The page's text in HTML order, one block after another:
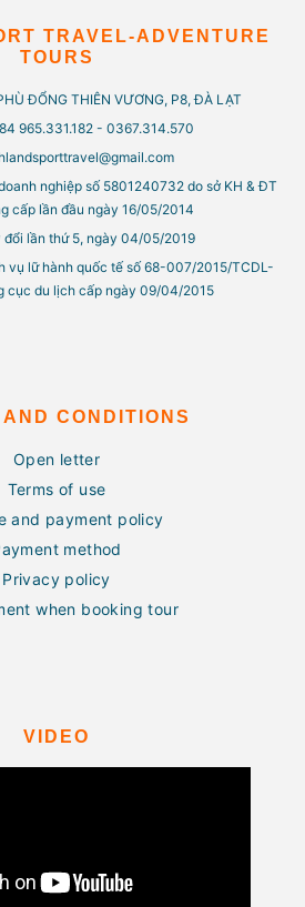
TRAVEL-ADVENTURE
TOURS
ĐỔNG THIÊN VƯƠNG, P8, ĐÀ LẠT
965.331.182 - 0367.314.570
nghiệp số 5801240732 do sở KH & ĐT
cấp lần đầu ngày 16/05/2014
lần thứ 5, ngày 04/05/2019
vụ lữ hành quốc tế số 68-007/2015/TCDL-
cục du lịch cấp ngày 09/04/2015
CONDITIONS
Open letter
Terms of use
and payment policy
method
Privacy policy
when booking tour
VIDEO